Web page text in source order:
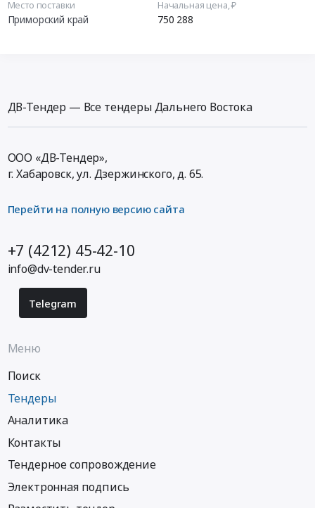
Место поставки
Приморский край
Начальная цена, ₽
750 288
ДВ-Тендер — Все тендеры Дальнего Востока
ООО «ДВ-Тендер»,
г. Хабаровск,ул. Дзержинского, д. 65.
Перейти на полную версию сайта
+7 (4212) 45-42-10
info@dv-tender.ru
Telegram
Меню
Поиск
Тендеры
Аналитика
Контакты
Тендерное сопровождение
Электронная подпись